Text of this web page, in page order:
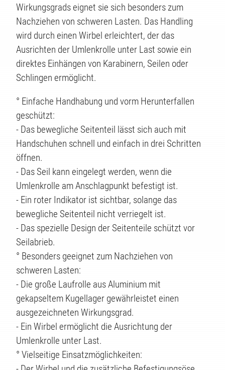
Wirkungsgrads eignet sie sich besonders zum
Nachziehen von schweren Lasten. Das Handling
wird durch einen Wirbel erleichtert, der das
Ausrichten der Umlenkrolle unter Last sowie ein
direktes Einhängen von Karabinern, Seilen oder
Schlingen ermöglicht.
° Einfache Handhabung und vorm Herunterfallen
geschützt:
- Das bewegliche Seitenteil lässt sich auch mit
Handschuhen schnell und einfach in drei Schritten
öffnen.
- Das Seil kann eingelegt werden, wenn die
Umlenkrolle am Anschlagpunkt befestigt ist.
- Ein roter Indikator ist sichtbar, solange das
bewegliche Seitenteil nicht verriegelt ist.
- Das spezielle Design der Seitenteile schützt vor
Seilabrieb.
° Besonders geeignet zum Nachziehen von
schweren Lasten:
- Die große Laufrolle aus Aluminium mit
gekapseltem Kugellager gewährleistet einen
ausgezeichneten Wirkungsgrad.
- Ein Wirbel ermöglicht die Ausrichtung der
Umlenkrolle unter Last.
° Vielseitige Einsatzmöglichkeiten: